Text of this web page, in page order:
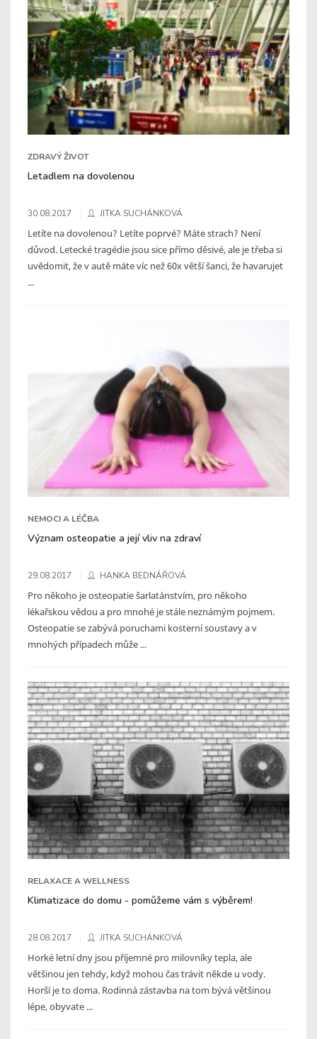
ZDRAVÝ ŽIVOT
Letadlem na dovolenou
30.08.2017 JITKA SUCHÁNKOVÁ
Letíte na dovolenou? Letíte poprvé? Máte strach? Není
důvod. Letecké tragédie jsou sice přímo děsivé, ale je třeba si
uvědomit, že v autě máte víc než 60x větší šanci, že havarujet
...
NEMOCI A LÉČBA
Význam osteopatie a její vliv na zdraví
29.08.2017 HANKA BEDNÁŘOVÁ
Pro někoho je osteopatie šarlatánstvím, pro někoho
lékařskou vědou a pro mnohé je stále neznámým pojmem.
Osteopatie se zabývá poruchami kosterní soustavy a v
mnohých případech může ...
RELAXACE A WELLNESS
Klimatizace do domu - pomůžeme vám s výběrem!
28.08.2017 JITKA SUCHÁNKOVÁ
Horké letní dny jsou příjemné pro milovníky tepla, ale
většinou jen tehdy, když mohou čas trávit někde u vody.
Horší je to doma. Rodinná zástavba na tom bývá většinou
lépe, obyvate ...